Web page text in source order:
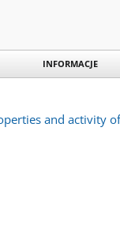
INFORMACJE
and activity